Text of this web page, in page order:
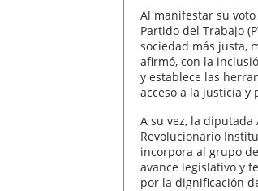
Al manifestar su
Partido del Trabajo
sociedad más justa,
afirmó, con la
y establece las
acceso a la justicia y
A su vez, la diputada
Revolucionario
incorpora al grupo
avance legislativo y
por la dignificación